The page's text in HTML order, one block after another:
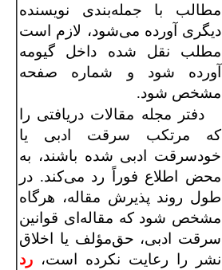
مطالب با جمله‌بندی نویسنده
دیگری آورده می‌شود، لازم است
مطلب نقل شده داخل گیومه
آورده شود و شماره صفحه
مشخص شود.
دفتر مجله مقالات دریافتی را
که مرتکب سرقت ادبی یا
خودسرقت ادبی شده باشند، به
محض اطلاع فوراً رد می‌کند. در
طول روند پذیرش مقاله، هرگاه
مشخص شود که مقاله‌ای قوانین
سرقت ادبی، حق‌مؤلف یا اخلاق
نشر را رعایت نکرده است، رد